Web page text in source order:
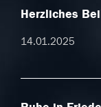
Herzliches
14.01.2025